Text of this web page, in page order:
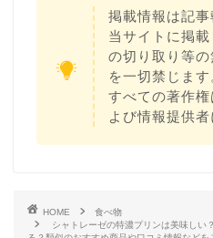
掲載情報は記事
当サイトに掲
の切り取り等
を一切禁じます
すべての著作
よび情報提供者
HOME
食べ物
シャトレーゼの特濃プリンは美味しい